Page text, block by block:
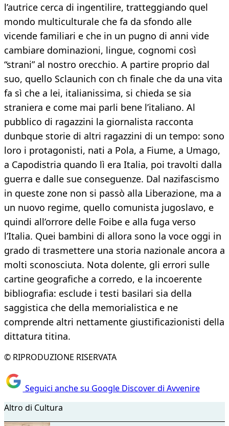
l’autrice cerca di ingentilire, tratteggiando quel
mondo multiculturale che fa da sfondo alle
vicende familiari e che in un pugno di anni vide
cambiare dominazioni, lingue, cognomi così
“strani” al nostro orecchio. A partire proprio dal
suo, quello Sclaunich con ch finale che da una vita
fa sì che a lei, italianissima, si chieda se sia
straniera e come mai parli bene l’italiano. Al
pubblico di ragazzini la giornalista racconta
dunbque storie di altri ragazzini di un tempo: sono
loro i protagonisti, nati a Pola, a Fiume, a Umago,
a Capodistria quando lì era Italia, poi travolti dalla
guerra e dalle sue conseguenze. Dal nazifascismo
in queste zone non si passò alla Liberazione, ma a
un nuovo regime, quello comunista jugoslavo, e
quindi all’orrore delle Foibe e alla fuga verso
l’Italia. Quei bambini di allora sono la voce oggi in
grado di trasmettere una storia nazionale ancora a
molti sconosciuta. Nota dolente, gli errori sulle
cartine geografiche a corredo, e la incoerente
bibliografia: esclude i testi basilari sia della
saggistica che della memorialistica e ne
comprende altri nettamente giustificazionisti della
dittatura titina.
© RIPRODUZIONE RISERVATA
Seguici anche su Google Discover di Avvenire
Altro di Cultura